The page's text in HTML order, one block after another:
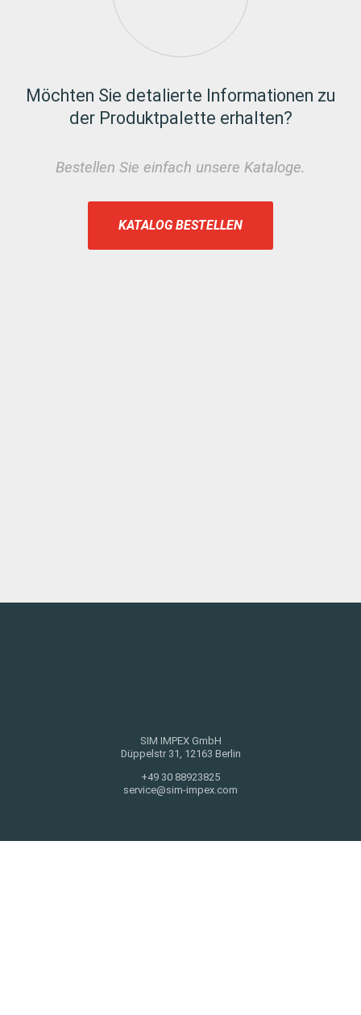
Möchten Sie detalierte Informationen zu
der Produktpalette erhalten?
Bestellen Sie einfach unsere Kataloge.
KATALOG BESTELLEN
SIM IMPEX GmbH
Düppelstr 31, 12163 Berlin
+49 30 88923825
service@sim-impex.com